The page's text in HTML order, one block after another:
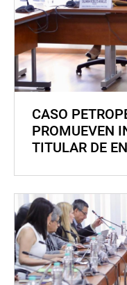
CASO
PROMUEVEN
TITULAR DE